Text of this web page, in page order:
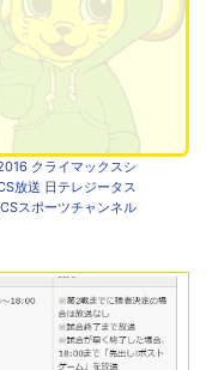
クライマックスシ
放送 日テレジータス
スポーツチャンネル